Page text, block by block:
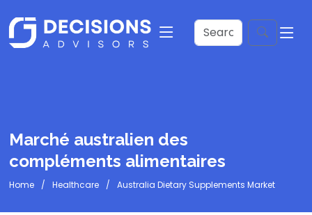
Marché australien des
compléments alimentaires
Home Healthcare Australia Dietary Supplements Market